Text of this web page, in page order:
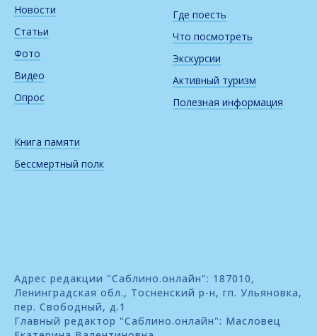
Новости
Статьи
Фото
Видео
Опрос
Книга памяти
Бессмертный полк
Где поесть
Что посмотреть
Экскурсии
Активный туризм
Полезная информация
Адрес редакции "Саблино.онлайн": 187010,
Ленинградская обл., Тосненский р-н, гп. Ульяновка,
пер. Свободный, д.1
Главный редактор "Саблино.онлайн": Масловец